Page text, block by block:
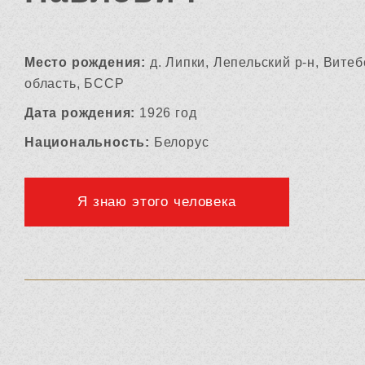
Место рождения: д. Липки, Лепельский р-н,
область, БССР
Дата рождения: 1926 год
Национальность: Белорус
Я знаю этого человека